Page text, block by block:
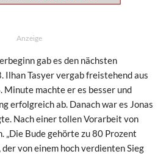
Anzeige
gab es den nächsten
Ilhan Tasyer vergab freistehend aus
Minute machte er es besser und
erfolgreich ab. Danach war es Jonas
Nach einer tollen Vorarbeit von
„Die Bude gehörte zu 80 Prozent
der von einem hoch verdienten Sieg